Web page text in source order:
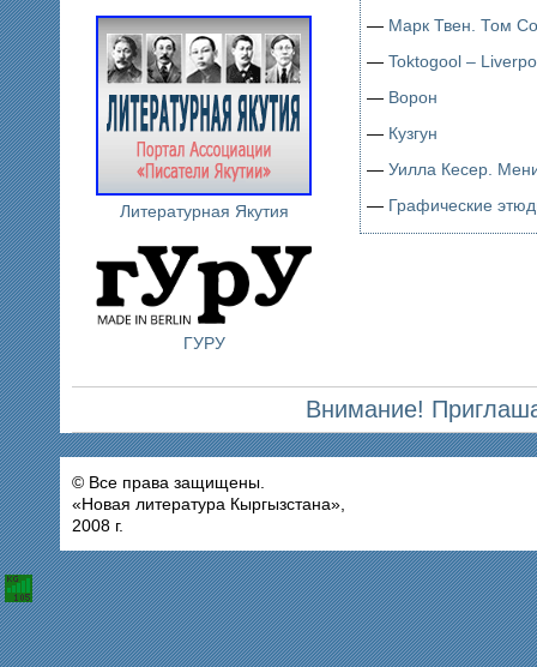
Литературная Якутия
ГУРУ
— Марк Твен. Том
— Toktogool –
— Ворон
— Кузгун
— Уилла Кесер.
— Графические
Внимание!
© Все права защищены.
«Новая литература Кыргызстана»,
2008 г.